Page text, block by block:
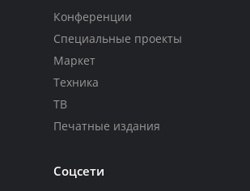
Конференции
Специальные проекты
Маркет
Техника
ТВ
Печатные издания
Соцсети